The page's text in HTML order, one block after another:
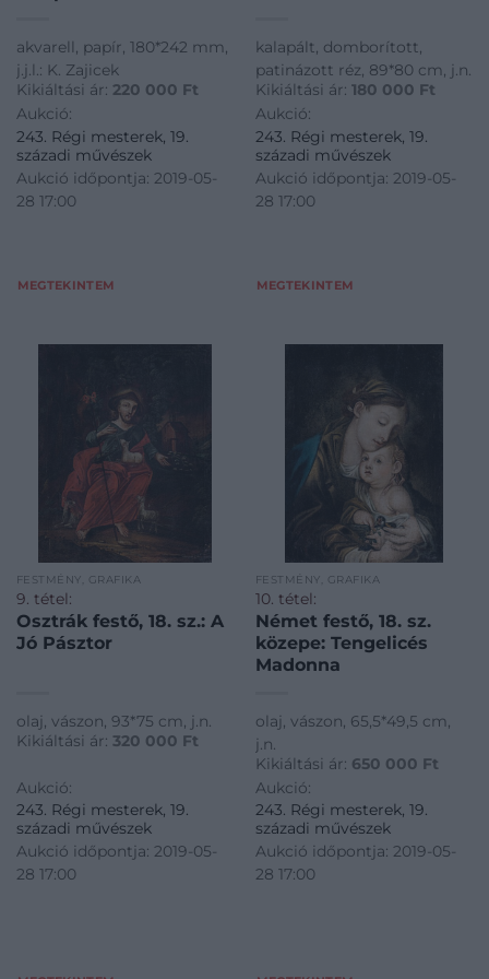
akvarell, papír, 180*242 mm,
j.j.l.: K. Zajicek
Kikiáltási ár: 220 000 Ft
Aukció:
243. Régi mesterek, 19.
századi művészek
Aukció időpontja: 2019-05-
28 17:00
MEGTEKINTEM
kalapált, domborított,
patinázott réz, 89*80 cm, j.n.
Kikiáltási ár: 180 000 Ft
Aukció:
243. Régi mesterek, 19.
századi művészek
Aukció időpontja: 2019-05-
28 17:00
MEGTEKINTEM
FESTMÉNY, GRAFIKA
9. tétel:
Osztrák festő, 18. sz.: A
Jó Pásztor
olaj, vászon, 93*75 cm, j.n.
Kikiáltási ár: 320 000 Ft
Aukció:
243. Régi mesterek, 19.
századi művészek
Aukció időpontja: 2019-05-
28 17:00
FESTMÉNY, GRAFIKA
10. tétel:
Német festő, 18. sz.
közepe: Tengelicés
Madonna
olaj, vászon, 65,5*49,5 cm,
j.n.
Kikiáltási ár: 650 000 Ft
Aukció:
243. Régi mesterek, 19.
századi művészek
Aukció időpontja: 2019-05-
28 17:00